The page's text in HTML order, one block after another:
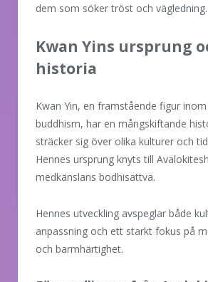
dem som söker tröst och vägledning.
Kwan Yins ursprung
historia
Kwan Yin, en framstående figur
buddhism, har en mångskiftande
sträcker sig över olika kulturer och
Hennes ursprung knyts till
medkänslans bodhisattva.
Hennes utveckling avspeglar både
anpassning och ett starkt fokus på
och barmhärtighet.